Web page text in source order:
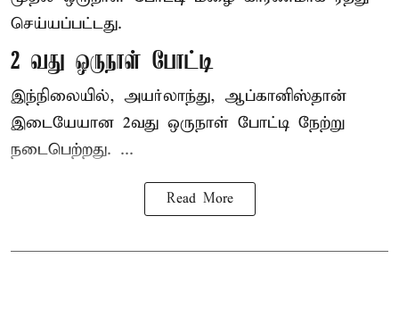
செய்யப்பட்டது.
2 வது ஒருநாள் போட்டி
இந்நிலையில், அயர்லாந்து, ஆப்கானிஸ்தான்
இடையேயான 2வது ஒருநாள் போட்டி நேற்று
நடைபெற்றது. ...
Read More